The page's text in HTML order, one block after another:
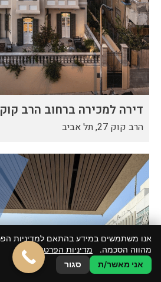
דירה למכירה ברחוב הרב
הרב קוק 27, תל אביב
אנו משתמשים במידע בהתאם למדיניות
מהווה הסכמה. מדיניות הפרטיות
אני מאשר/ת
סגור